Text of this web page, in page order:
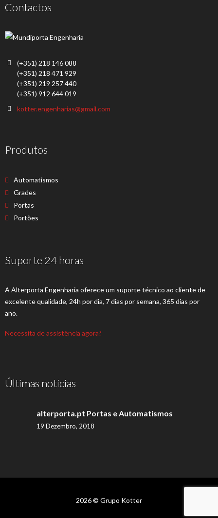
Contactos
(+351) 218 146 088
(+351) 218 471 929
(+351) 219 257 440
(+351) 912 644 019
kotter.engenharias@gmail.com
Produtos
Automatismos
Grades
Portas
Portões
Suporte 24 horas
A Alterporta Engenharia oferece um suporte técnico ao cliente de
excelente qualidade, 24h por dia, 7 dias por semana, 365 dias por
ano.
Necessita de assistência agora?
Últimas notícias
alterporta.pt Portas e Automatismos
19 Dezembro, 2018
2026 © Grupo Kotter